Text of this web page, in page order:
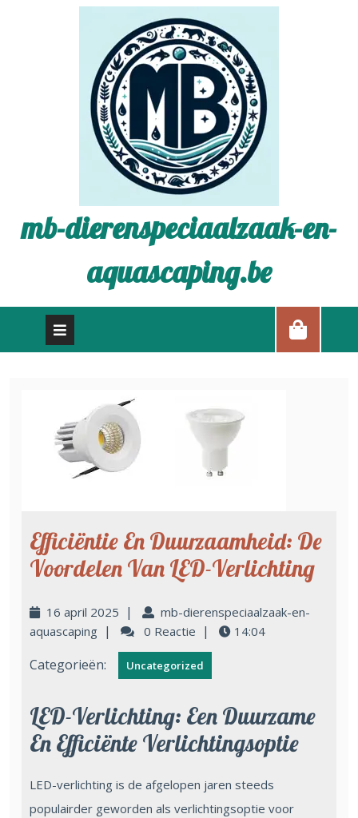
mb-dierenspeciaalzaak-en-
aquascaping.be
Efficiëntie En Duurzaamheid: De
Voordelen Van LED-Verlichting
16 april 2025 |
mb-dierenspeciaalzaak-en-
aquascaping | 0 Reactie | 14:04
Categorieën: Uncategorized
LED-Verlichting: Een Duurzame
En Efficiënte Verlichtingsoptie
LED-verlichting is de afgelopen jaren steeds
populairder geworden als verlichtingsoptie voor